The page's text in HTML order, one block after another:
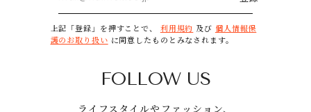
上記「登録」を押すことで、 利用規約 及び 個人情報保
護のお取り扱い に同意したものとみなされます。
FOLLOW US
ライフスタイルやファッション、